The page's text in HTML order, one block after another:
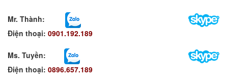
Mr. Thành:
Điện thoại: 0901.192.189
Ms. Tuyền:
Điện thoại: 0896.657.189